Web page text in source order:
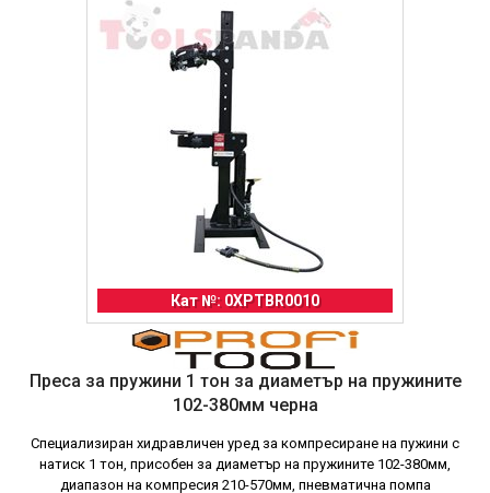
Кат №: 0XPTBR0010
Преса за пружини 1 тон за диаметър на пружините
102-380мм черна
Специализиран хидравличен уред за компресиране на пужини с
натиск 1 тон, присобен за диаметър на пружините 102-380мм,
диапазон на компресия 210-570мм, пневматична помпа